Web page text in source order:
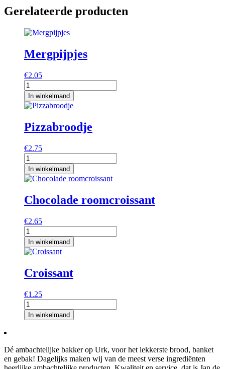
Gerelateerde producten
Mergpijpjes
€2.05
Mergpijpjes
aantal
In winkelmand
Pizzabroodje
€2.75
Pizzabroodje
aantal
In winkelmand
Chocolade roomcroissant
€2.65
Chocolade
roomcroissant
aantal
In winkelmand
Croissant
€1.25
Croissant
aantal
In winkelmand
Dé ambachtelijke bakker op Urk, voor het lekkerste brood, banket
en gebak! Dagelijks maken wij van de meest verse ingrediënten